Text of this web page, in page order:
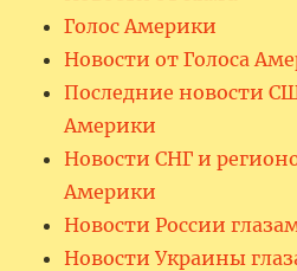
Голос Америки
Новости от Голоса
Последние новости
Америки
Новости СНГ и
Америки
Новости России
Новости Украины